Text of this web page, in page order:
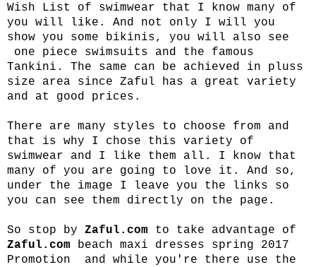
Wish List of swimwear that I know many of
you will like. And not only I will you
show you some bikinis, you will also see
one piece swimsuits and the famous
Tankini. The same can be achieved in pluss
size area since Zaful has a great variety
and at good prices.
There are many styles to choose from and
that is why I chose this variety of
swimwear and I like them all. I know that
many of you are going to love it. And so,
under the image I leave you the links so
you can see them directly on the page.
So stop by Zaful.com to take advantage of
Zaful.com
beach maxi dresses spring 2017
Promotion and while you're there use the